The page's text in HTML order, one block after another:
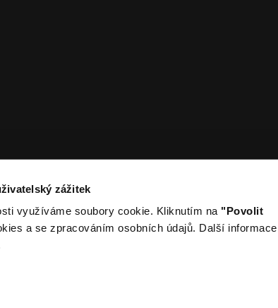
zážitek
využíváme soubory cookie. Kliknutím na "Povolit
a se zpracováním osobních údajů. Další informace
of Service